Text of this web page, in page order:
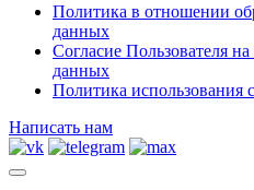
Политика в отношении
данных
Согласие Пользователя
данных
Политика использования
Написать нам